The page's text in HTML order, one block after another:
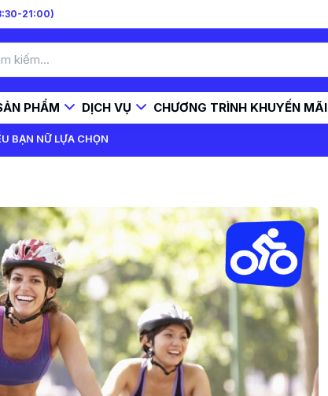
21:00)
PHẨM DỊCH VỤ CHƯƠNG TRÌNH KHUYẾN MÃI
BẠN NỮ LỰA CHỌN